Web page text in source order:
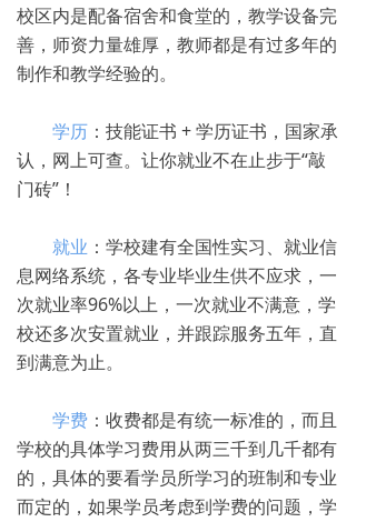
校区内是配备宿舍和食堂的，教学设备完
善，师资力量雄厚，教师都是有过多年的
制作和教学经验的。
学历 ：技能证书 + 学历证书，国家承
认，网上可查。让你就业不在止步于“敲
门砖”！
就业 ：学校建有全国性实习、就业信
息网络系统，各专业毕业生供不应求，一
次就业率96%以上，一次就业不满意，学
校还多次安置就业，并跟踪服务五年，直
到满意为止。
学费 ：收费都是有统一标准的，而且
学校的具体学习费用从两三千到几千都有
的，具体的要看学员所学习的班制和专业
而定的，如果学员考虑到学费的问题，学